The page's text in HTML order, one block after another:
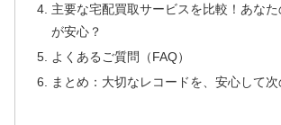
主要な宅配買取サービスを比較！あなた
が安心？
よくあるご質問（FAQ）
まとめ：大切なレコードを、安心して